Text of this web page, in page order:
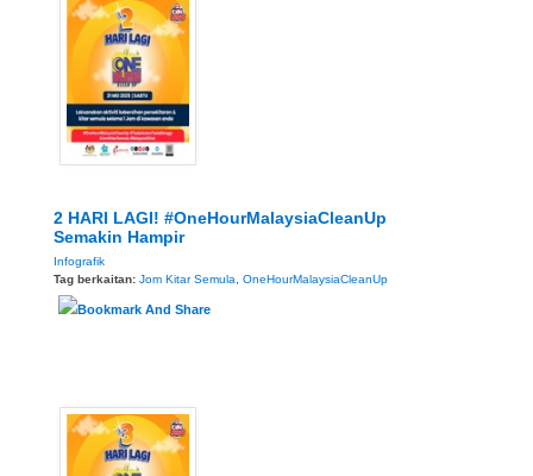
2 HARI LAGI! #OneHourMalaysiaCleanUp
Semakin Hampir
Infografik
Tag berkaitan: Jom Kitar Semula, OneHourMalaysiaCleanUp